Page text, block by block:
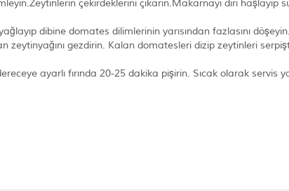
çekirdeklerini çıkarın.Makarnayı diri haşlayıp
dibine domates dilimlerinin yarısından fazlasını
zeytinyağını gezdirin. Kalan domatesleri dizip zeytinleri
ayarlı fırında 20-25 dakika pişirin. Sıcak olarak servis